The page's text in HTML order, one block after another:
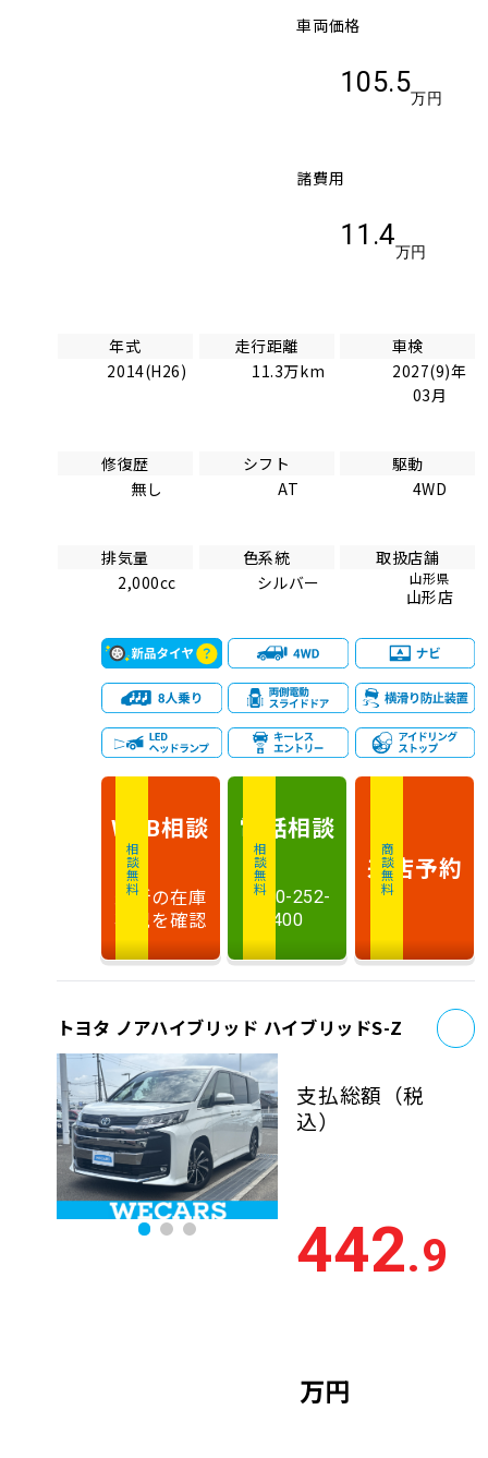
車両価格
105.5
万円
諸費用
11.4
万円
年式
2014(H26)
走行距離
11.3万km
車検
2027(9)年
03月
修復歴
無し
シフト
AT
駆動
4WD
排気量
2,000cc
色系統
シルバー
取扱店舗
山形県
山形店
相談無料
WEB相談
最新の在庫
状況を確認
相談無料
電話相談
0120-252-
400
商談無料
来店予約
トヨタ ノアハイブリッド ハイブリッドS-Z
支払総額 （税
込）
442.9
万円